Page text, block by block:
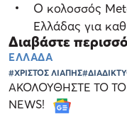
Ο κολοσσός
Ελλάδας για
Διαβάστε
ΕΛΛΑΔΑ
#ΧΡΙΣΤΟΣ ΛΙΑΠΗΣ
ΑΚΟΛΟΥΘΗΣΤΕ ΤΟ
NEWS!